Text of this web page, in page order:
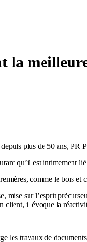
plus de 50 ans, PR
qu’il est intimement
comme le bois et
mise sur l’esprit
client, il évoque la
les travaux de